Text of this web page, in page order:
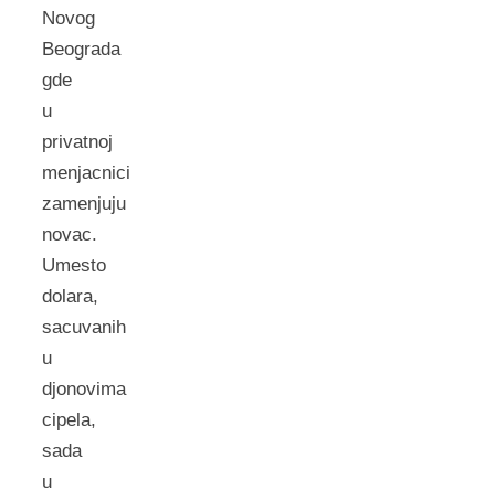
Novog
Beograda
gde
u
privatnoj
menjacnici
zamenjuju
novac.
Umesto
dolara,
sacuvanih
u
djonovima
cipela,
sada
u